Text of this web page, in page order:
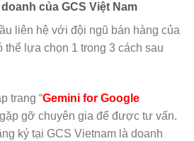
của GCS Việt Nam
liên hệ với đội ngũ bán hàng của
thể lựa chọn 1 trong 3 cách sau
trang “Gemini for Google
gỡ chuyên gia để được tư vấn.
ký tại GCS Vietnam là doanh